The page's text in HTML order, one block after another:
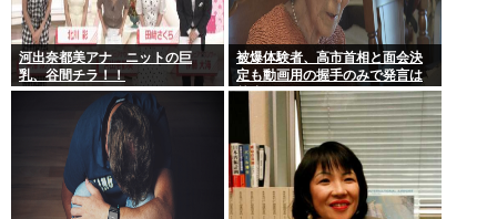
河出奈都美アナ ニットの巨
乳、谷間チラ！！
被爆体験者、高市首相と面会決
定も動画用の握手のみで発言は
禁止www